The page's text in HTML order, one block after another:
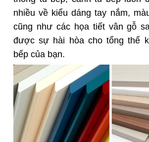
nhiều về kiểu dáng tay nắm,
cũng như các họa tiết vân gỗ
được sự hài hòa cho tổng thể
bếp của bạn.